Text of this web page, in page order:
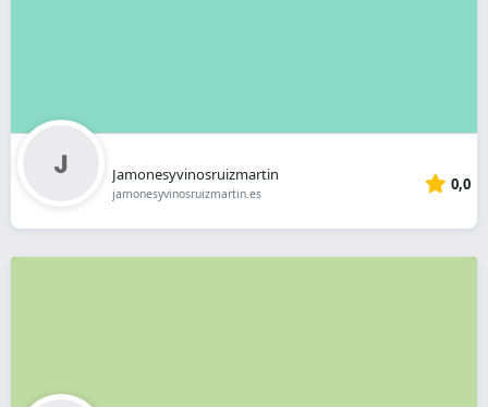
Jamonesyvinosruizmartin
jamonesyvinosruizmartin.es 0,0